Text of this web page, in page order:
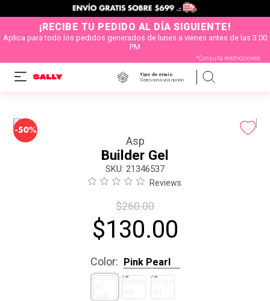
¡RECIBE TU PEDIDO AL DÍA SIGUIENTE!
Aplica para todo los pedidos generados de lunes a vienes antes de las 3:00
PM
*Consulta restricciones
Tipo de envío
Selecciona una opción
-50%
Asp
Builder Gel
: 21346537
Reviews
$260.00
$130.00
Color: Pink Pearl